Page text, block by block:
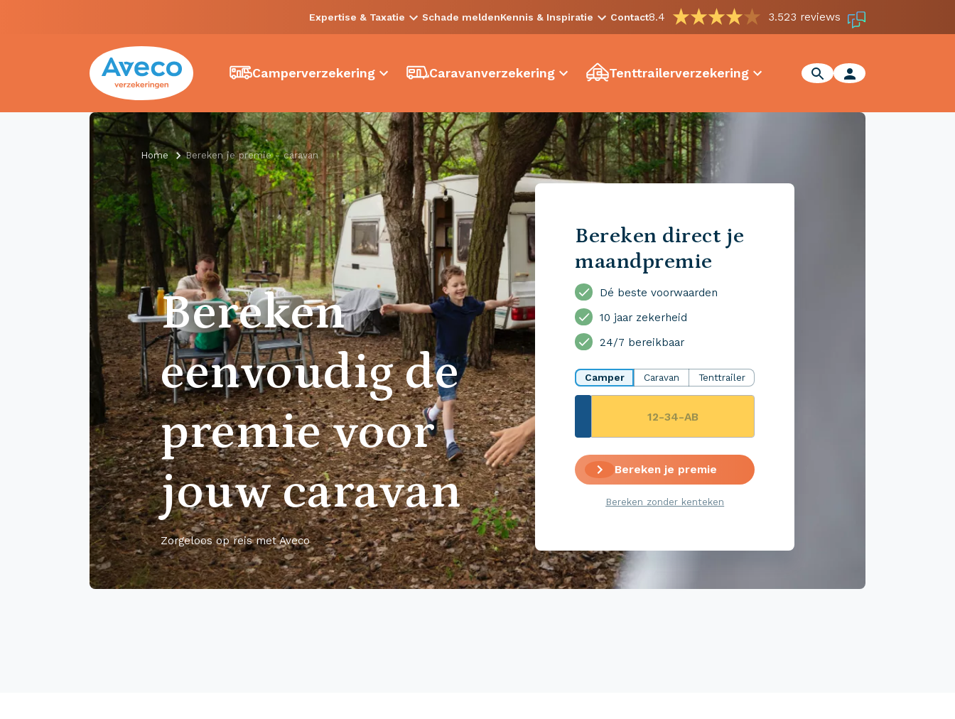
Expertise & Taxatie Schade meldenKennis & Inspiratie Contact8.4 3.523 reviews
Camperverzekering Caravanverzekering Tenttrailerverzekering
Home Bereken je premie - caravan
Bereken
eenvoudig de
premie voor
jouw caravan
Zorgeloos op reis met Aveco
Bereken direct je
maandpremie
Dé beste voorwaarden
10 jaar zekerheid
24/7 bereikbaar
Camper Caravan Tenttrailer
Bereken je premie
Bereken zonder kenteken